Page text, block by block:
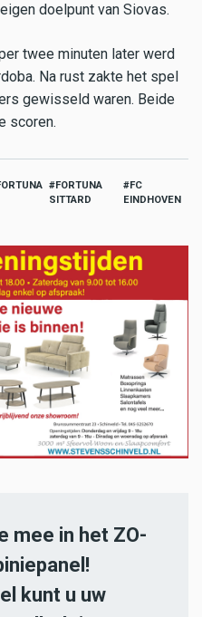
doelpunt van Siovas.
twee minuten later werd
Na rust zakte het spel
gewisseld waren. Beide
scoren.
FORTUNA
SITTARD
FC
EINDHOVEN
mee in het ZO-
kunt u uw